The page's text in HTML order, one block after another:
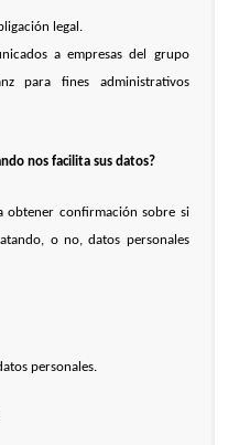
legal.
a empresas del grupo
para fines administrativos
nos facilita sus datos?
obtener confirmación sobre si
o no, datos personales
personales.